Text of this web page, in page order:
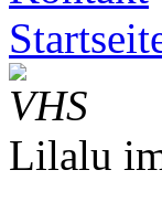
VHS
Lilalu